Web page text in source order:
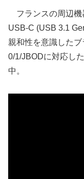
フランスの周辺機
USB-C (USB 3.1
親和性を意識した
0/1/JBODに対応し
中。